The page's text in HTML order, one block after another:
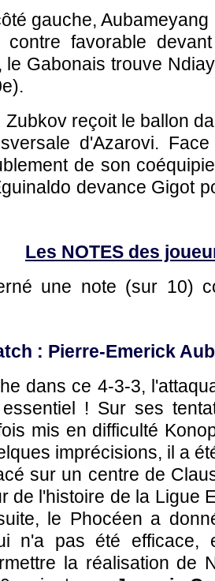
gauche,
favorable
le Gabonais trouve
Zubkov reçoit le ballon
d'Azarovi.
de son
devance Gigot
Les NOTES des
une note (sur 10)
: Pierre-Emerick
dans ce 4-3-3,
! Sur ses
mis en difficulté
imprécisions, il a
sur un centre de
de l'histoire de la Ligue
le Phocéen a
n'a pas été
la réalisation de